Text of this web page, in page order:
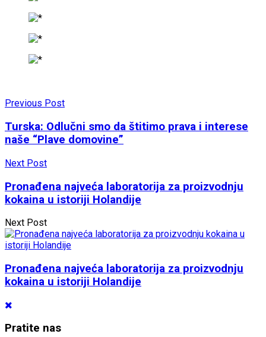
Previous Post
Turska: Odlučni smo da štitimo prava i interese
naše “Plave domovine”
Next Post
Pronađena najveća laboratorija za proizvodnju
kokaina u istoriji Holandije
Next Post
Pronađena najveća laboratorija za proizvodnju
kokaina u istoriji Holandije
Pratite nas